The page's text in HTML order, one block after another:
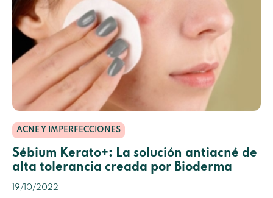
ACNE Y IMPERFECCIONES
Sébium Kerato+: La solución antiacné de
alta tolerancia creada por Bioderma
19/10/2022